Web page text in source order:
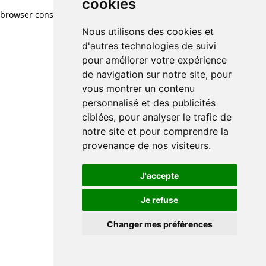
cookies
Nous utilisons des cookies et
d'autres technologies de suivi
pour améliorer votre expérience
de navigation sur notre site, pour
vous montrer un contenu
personnalisé et des publicités
ciblées, pour analyser le trafic de
notre site et pour comprendre la
provenance de nos visiteurs.
J'accepte
Je refuse
Changer mes préférences
browser console for more information)